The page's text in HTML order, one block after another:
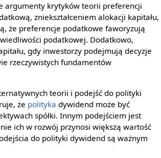
argumenty krytyków teorii preferencji
zniekształceniem alokacji kapitału,
że preferencje podatkowe faworyzują
podatkowej. Dodatkowo,
gdy inwestorzy podejmują decyzje
rzeczywistych fundamentów
teorii i podejść do polityki
że polityka dywidend może być
spółki. Innym podejściem jest
ich w rozwój przynosi większą wartość
do polityki dywidend są ważnym